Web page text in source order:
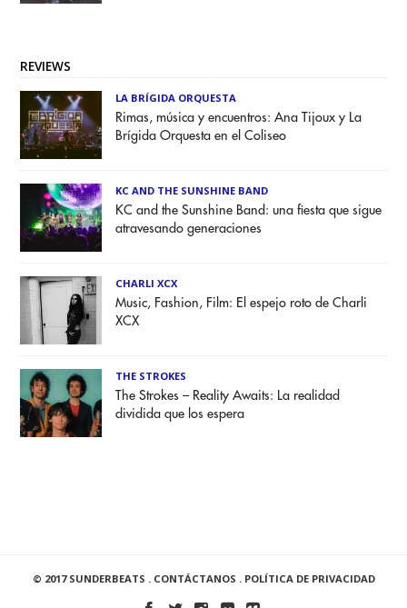
REVIEWS
LA BRÍGIDA ORQUESTA
Rimas, música y encuentros: Ana Tijoux y La
Brígida Orquesta en el Coliseo
KC AND THE SUNSHINE BAND
KC and the Sunshine Band: una fiesta que sigue
atravesando generaciones
CHARLI XCX
Music, Fashion, Film: El espejo roto de Charli
XCX
THE STROKES
The Strokes – Reality Awaits: La realidad
dividida que los espera
© 2017 SUNDERBEATS . CONTÁCTANOS . POLÍTICA DE PRIVACIDAD